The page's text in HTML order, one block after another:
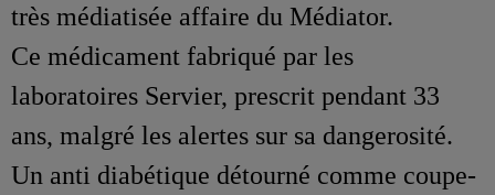
très médiatisée affaire du Médiator.
Ce médicament fabriqué par les
laboratoires Servier, prescrit pendant 33
ans, malgré les alertes sur sa dangerosité.
Un anti diabétique détourné comme coupe-